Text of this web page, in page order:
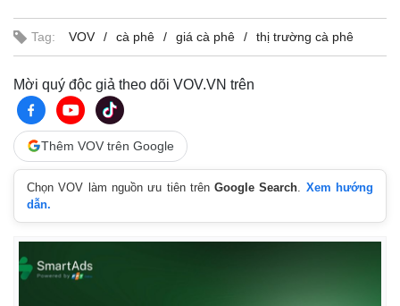
Tag: VOV cà phê giá cà phê thị trường cà phê
Mời quý độc giả theo dõi VOV.VN trên
Thêm VOV trên Google
Chọn VOV làm nguồn ưu tiên trênGoogle Search
Xem hướng
dẫn.